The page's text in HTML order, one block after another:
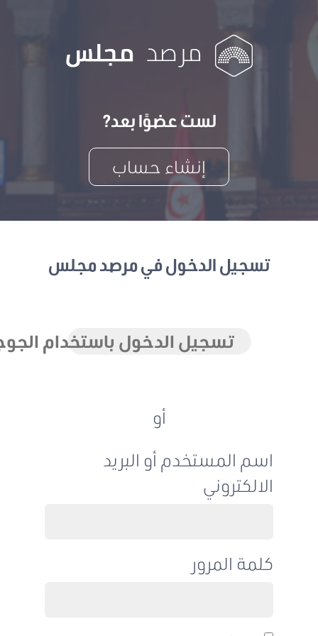
لست عضوًا بعد?
إنشاء حساب
تسجيل الدخول في مرصد مجلس
تسجيل الدخول باستخدام الجوجل
اسم المستخدم أو البريد
الالكتروني
كلمة المرور